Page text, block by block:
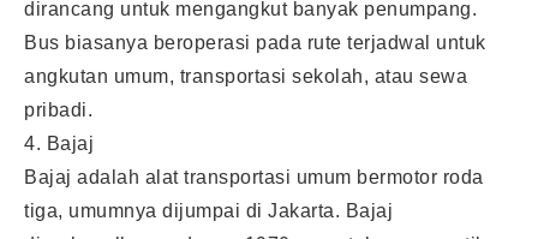
dirancang untuk mengangkut banyak penumpang.
Bus biasanya beroperasi pada rute terjadwal untuk
angkutan umum, transportasi sekolah, atau sewa
pribadi.
4. Bajaj
Bajaj adalah alat transportasi umum bermotor roda
tiga, umumnya dijumpai di Jakarta. Bajaj